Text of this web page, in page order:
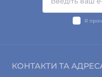
Я
КОНТАКТИ ТА